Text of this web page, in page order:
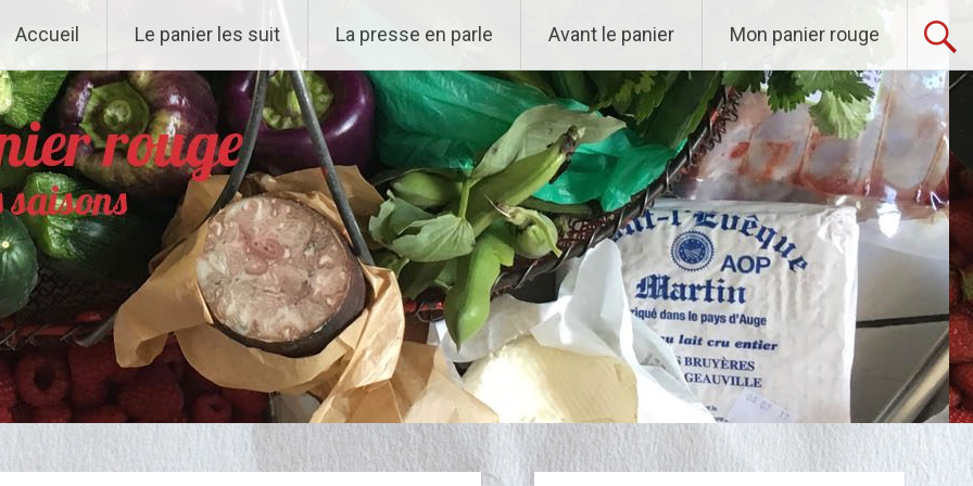
Accueil Le panier les suit La presse en parle Avant le panier Mon panier rouge